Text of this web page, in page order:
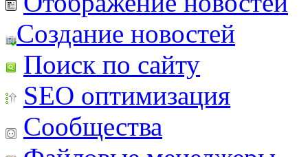
Создание новостей
Поиск по сайту
SEO оптимизация
Сообщества